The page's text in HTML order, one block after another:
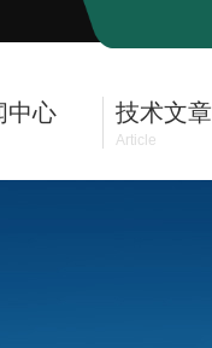
中心 技术文章
Article